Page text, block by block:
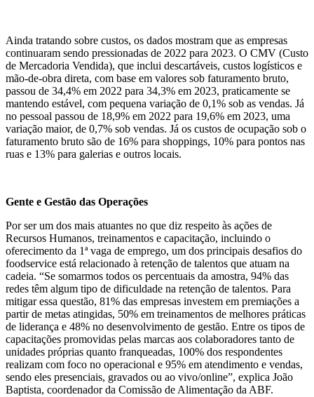
Ainda tratando sobre custos, os dados mostram que as empresas
continuaram sendo pressionadas de 2022 para 2023. O CMV (Custo
de Mercadoria Vendida), que inclui descartáveis, custos logísticos e
mão-de-obra direta, com base em valores sob faturamento bruto,
passou de 34,4% em 2022 para 34,3% em 2023, praticamente se
mantendo estável, com pequena variação de 0,1% sob as vendas. Já
no pessoal passou de 18,9% em 2022 para 19,6% em 2023, uma
variação maior, de 0,7% sob vendas. Já os custos de ocupação sob o
faturamento bruto são de 16% para shoppings, 10% para pontos nas
ruas e 13% para galerias e outros locais.
Gente e Gestão das Operações
Por ser um dos mais atuantes no que diz respeito às ações de
Recursos Humanos, treinamentos e capacitação, incluindo o
oferecimento da 1ª vaga de emprego, um dos principais desafios do
foodservice está relacionado à retenção de talentos que atuam na
cadeia. “Se somarmos todos os percentuais da amostra, 94% das
redes têm algum tipo de dificuldade na retenção de talentos. Para
mitigar essa questão, 81% das empresas investem em premiações a
partir de metas atingidas, 50% em treinamentos de melhores práticas
de liderança e 48% no desenvolvimento de gestão. Entre os tipos de
capacitações promovidas pelas marcas aos colaboradores tanto de
unidades próprias quanto franqueadas, 100% dos respondentes
realizam com foco no operacional e 95% em atendimento e vendas,
sendo eles presenciais, gravados ou ao vivo/online”, explica João
Baptista, coordenador da Comissão de Alimentação da ABF.